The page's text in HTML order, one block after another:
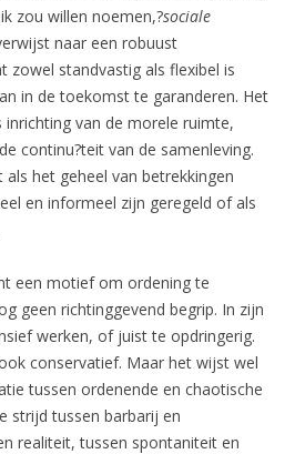
zou willen noemen,?sociale
naar een robuust
zowel standvastig als flexibel is
in de toekomst te garanderen. Het
van de morele ruimte,
continu?teit van de samenleving.
het geheel van betrekkingen
en informeel zijn geregeld of als
een motief om ordening te
geen richtinggevend begrip. In zijn
werken, of juist te opdringerig.
conservatief. Maar het wijst wel
tussen ordenende en chaotische
strijd tussen barbarij en
realiteit, tussen spontaniteit en